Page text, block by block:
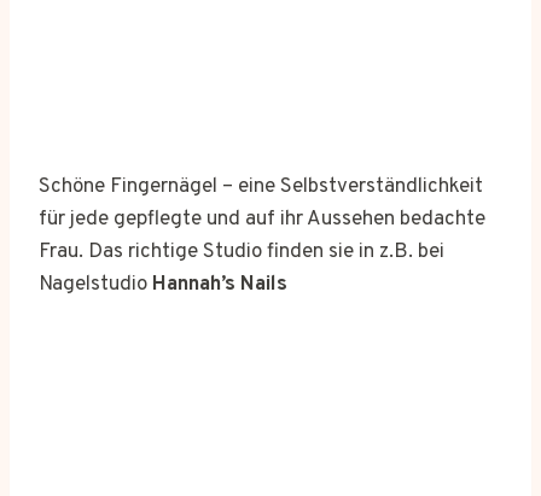
Schöne Fingernägel – eine Selbstverständlichkeit
für jede gepflegte und auf ihr Aussehen bedachte
Frau. Das richtige Studio finden sie in z.B. bei
Nagelstudio Hannah’s Nails